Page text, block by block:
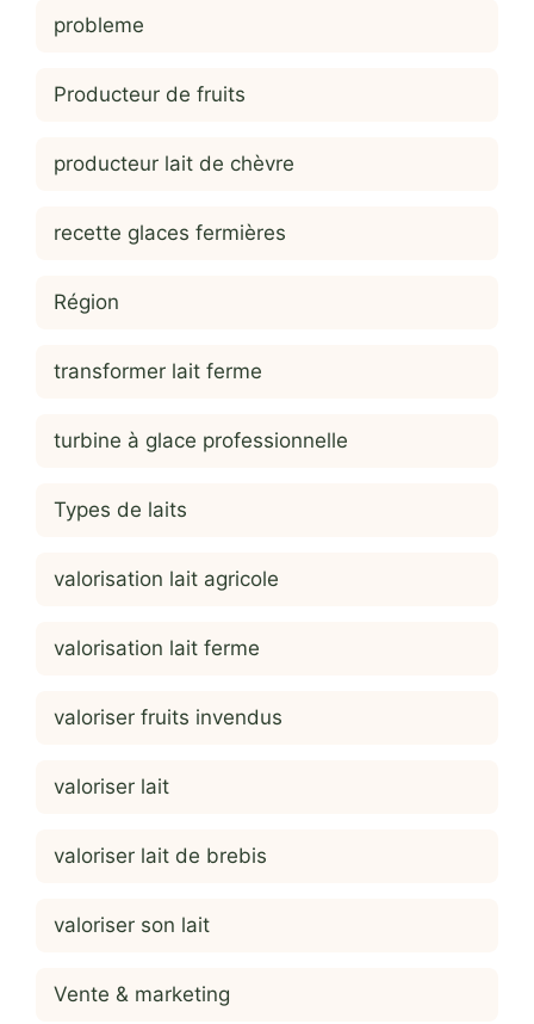
probleme
Producteur de fruits
producteur lait de chèvre
recette glaces fermières
Région
transformer lait ferme
turbine à glace professionnelle
Types de laits
valorisation lait agricole
valorisation lait ferme
valoriser fruits invendus
valoriser lait
valoriser lait de brebis
valoriser son lait
Vente & marketing